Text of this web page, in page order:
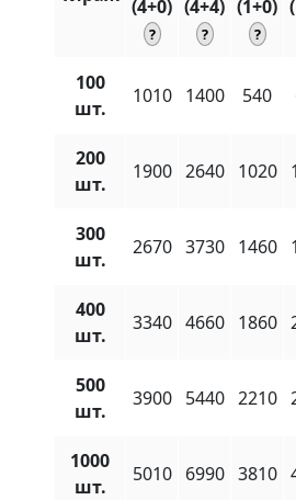
(4+0) (4+4) (1+0)
100
шт.
1010 1400 540
200
шт.
1900 2640 1020
300
шт.
2670 3730 1460
400
шт.
3340 4660 1860
500
шт.
3900 5440 2210
1000
шт.
5010 6990 3810